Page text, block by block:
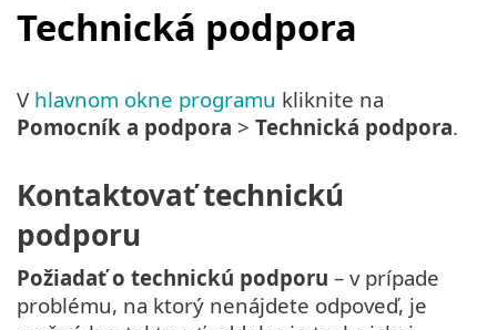
Technická podpora
V hlavnom okne programu kliknite na
Pomocník a podpora > Technická podpora.
Kontaktovať technickú
podporu
Požiadať o technickú podporu – v prípade
problému, na ktorý nenájdete odpoveď, je